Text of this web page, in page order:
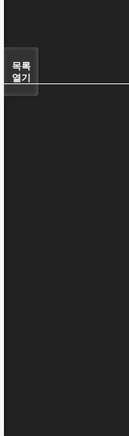
목록
열기